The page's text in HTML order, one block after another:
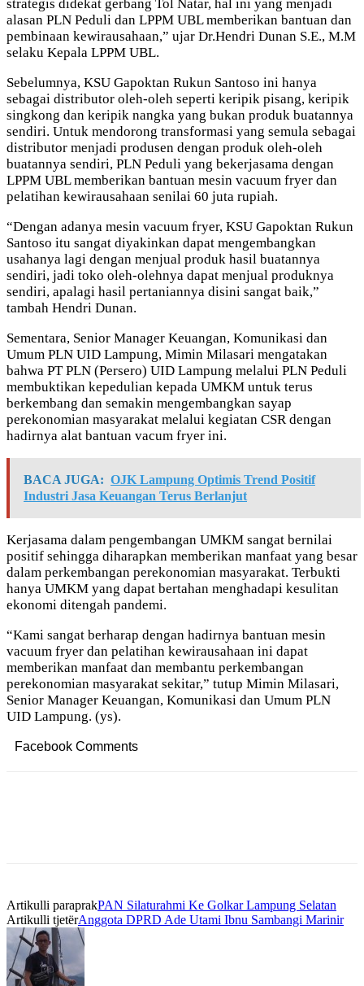
strategis didekat gerbang Tol Natar, hal ini yang menjadi
alasan PLN Peduli dan LPPM UBL memberikan bantuan dan
pembinaan kewirausahaan,” ujar Dr.Hendri Dunan S.E., M.M
selaku Kepala LPPM UBL.
Sebelumnya, KSU Gapoktan Rukun Santoso ini hanya
sebagai distributor oleh-oleh seperti keripik pisang, keripik
singkong dan keripik nangka yang bukan produk buatannya
sendiri. Untuk mendorong transformasi yang semula sebagai
distributor menjadi produsen dengan produk oleh-oleh
buatannya sendiri, PLN Peduli yang bekerjasama dengan
LPPM UBL memberikan bantuan mesin vacuum fryer dan
pelatihan kewirausahaan senilai 60 juta rupiah.
“Dengan adanya mesin vacuum fryer, KSU Gapoktan Rukun
Santoso itu sangat diyakinkan dapat mengembangkan
usahanya lagi dengan menjual produk hasil buatannya
sendiri, jadi toko oleh-olehnya dapat menjual produknya
sendiri, apalagi hasil pertaniannya disini sangat baik,”
tambah Hendri Dunan.
Sementara, Senior Manager Keuangan, Komunikasi dan
Umum PLN UID Lampung, Mimin Milasari mengatakan
bahwa PT PLN (Persero) UID Lampung melalui PLN Peduli
membuktikan kepedulian kepada UMKM untuk terus
berkembang dan semakin mengembangkan sayap
perekonomian masyarakat melalui kegiatan CSR dengan
hadirnya alat bantuan vacum fryer ini.
BACA JUGA: OJK Lampung Optimis Trend Positif
Industri Jasa Keuangan Terus Berlanjut
Kerjasama dalam pengembangan UMKM sangat bernilai
positif sehingga diharapkan memberikan manfaat yang besar
dalam perkembangan perekonomian masyarakat. Terbukti
hanya UMKM yang dapat bertahan menghadapi kesulitan
ekonomi ditengah pandemi.
“Kami sangat berharap dengan hadirnya bantuan mesin
vacuum fryer dan pelatihan kewirausahaan ini dapat
memberikan manfaat dan membantu perkembangan
perekonomian masyarakat sekitar,” tutup Mimin Milasari,
Senior Manager Keuangan, Komunikasi dan Umum PLN
UID Lampung. (ys).
Facebook Comments
Artikulli paraprakPAN Silaturahmi Ke Golkar Lampung Selatan
Artikulli tjetërAnggota DPRD Ade Utami Ibnu Sambangi Marinir